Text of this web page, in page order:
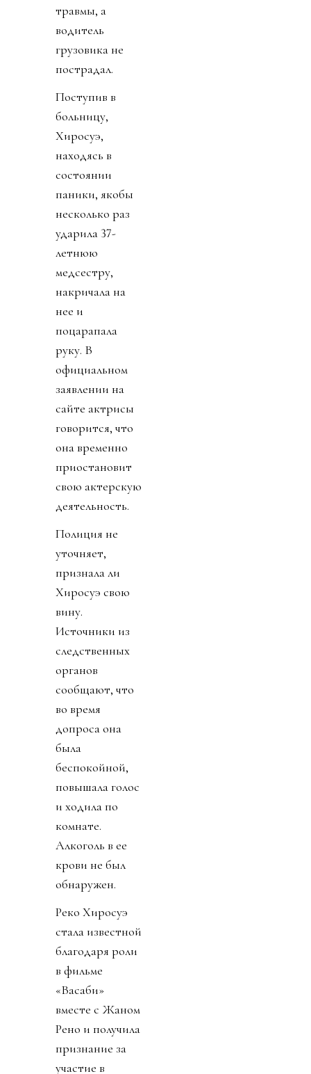
травмы, а
водитель
грузовика не
пострадал.
Поступив в
больницу,
Хиросуэ,
находясь в
состоянии
паники, якобы
несколько раз
ударила 37-
летнюю
медсестру,
накричала на
нее и
поцарапала
руку. В
официальном
заявлении на
сайте актрисы
говорится, что
она временно
приостановит
свою актерскую
деятельность.
Полиция не
уточняет,
признала ли
Хиросуэ свою
вину.
Источники из
следственных
органов
сообщают, что
во время
допроса она
была
беспокойной,
повышала голос
и ходила по
комнате.
Алкоголь в ее
крови не был
обнаружен.
Реко Хиросуэ
стала известной
благодаря роли
в фильме
«Васаби»
вместе с Жаном
Рено и получила
признание за
участие в